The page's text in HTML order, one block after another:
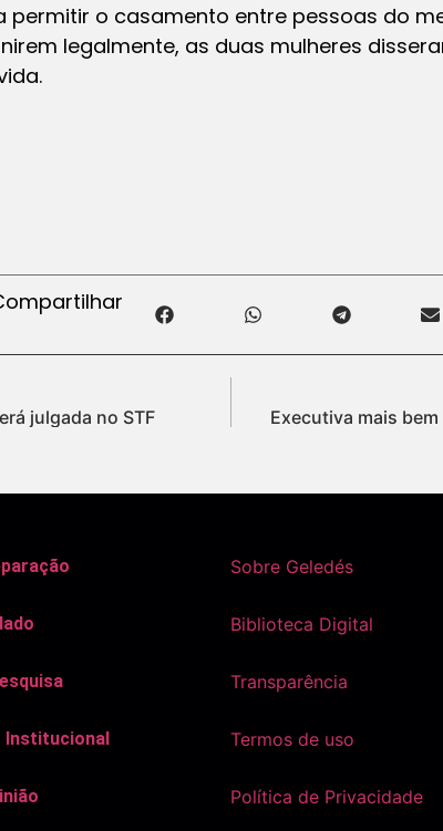
permitir o casamento entre pessoas do
legalmente, as duas mulheres
julgada no STF Executiva mais
Institucional
Sobre Geledés
Biblioteca Digital
Transparência
Termos de uso
Política de Privacidade